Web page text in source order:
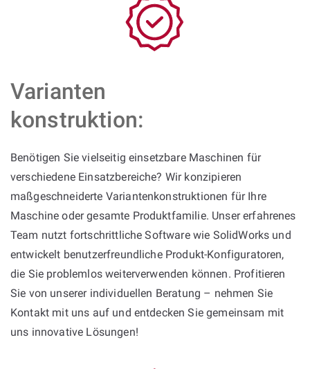
Varianten
konstruktion:
Benötigen Sie vielseitig einsetzbare Maschinen für
verschiedene Einsatzbereiche? Wir konzipieren
maßgeschneiderte Variantenkonstruktionen für Ihre
Maschine oder gesamte Produktfamilie. Unser erfahrenes
Team nutzt fortschrittliche Software wie SolidWorks und
entwickelt benutzerfreundliche Produkt-Konfiguratoren,
die Sie problemlos weiterverwenden können. Profitieren
Sie von unserer individuellen Beratung – nehmen Sie
Kontakt mit uns auf und entdecken Sie gemeinsam mit
uns innovative Lösungen!